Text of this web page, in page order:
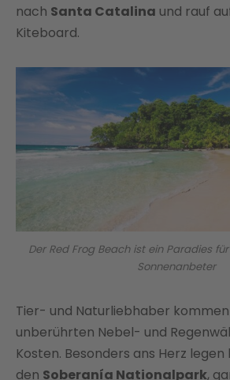
nach Santa Catalina und rauf
Kiteboard.
Der Red Frog Beach ist ein Paradies
Sonnenanbeter
Tier- und Naturliebhaber
unberührten Nebel- und
Kosten. Besonders ans Herz
den Soberanía Nationalpark,